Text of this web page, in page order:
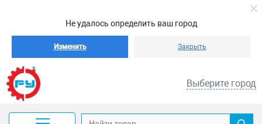
Не удалось определить ваш город
Изменить Закрыть
Выберите город